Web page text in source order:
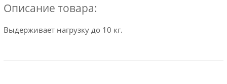
Описание товара:
Выдерживает нагрузку до 10 кг.